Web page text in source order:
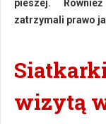
pieszej.
zatrzymali prawo
wizytą